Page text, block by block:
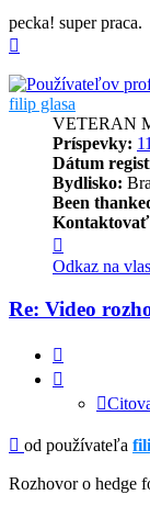
pecka! super praca.
filip glasa
VETERAN
Príspevky:
Dátum
Bydlisko:
Been
informácie
používateľa
-
filip
Odkaz na
Re: Video
Príspevok
od používateľa
Rozhovor o hedge